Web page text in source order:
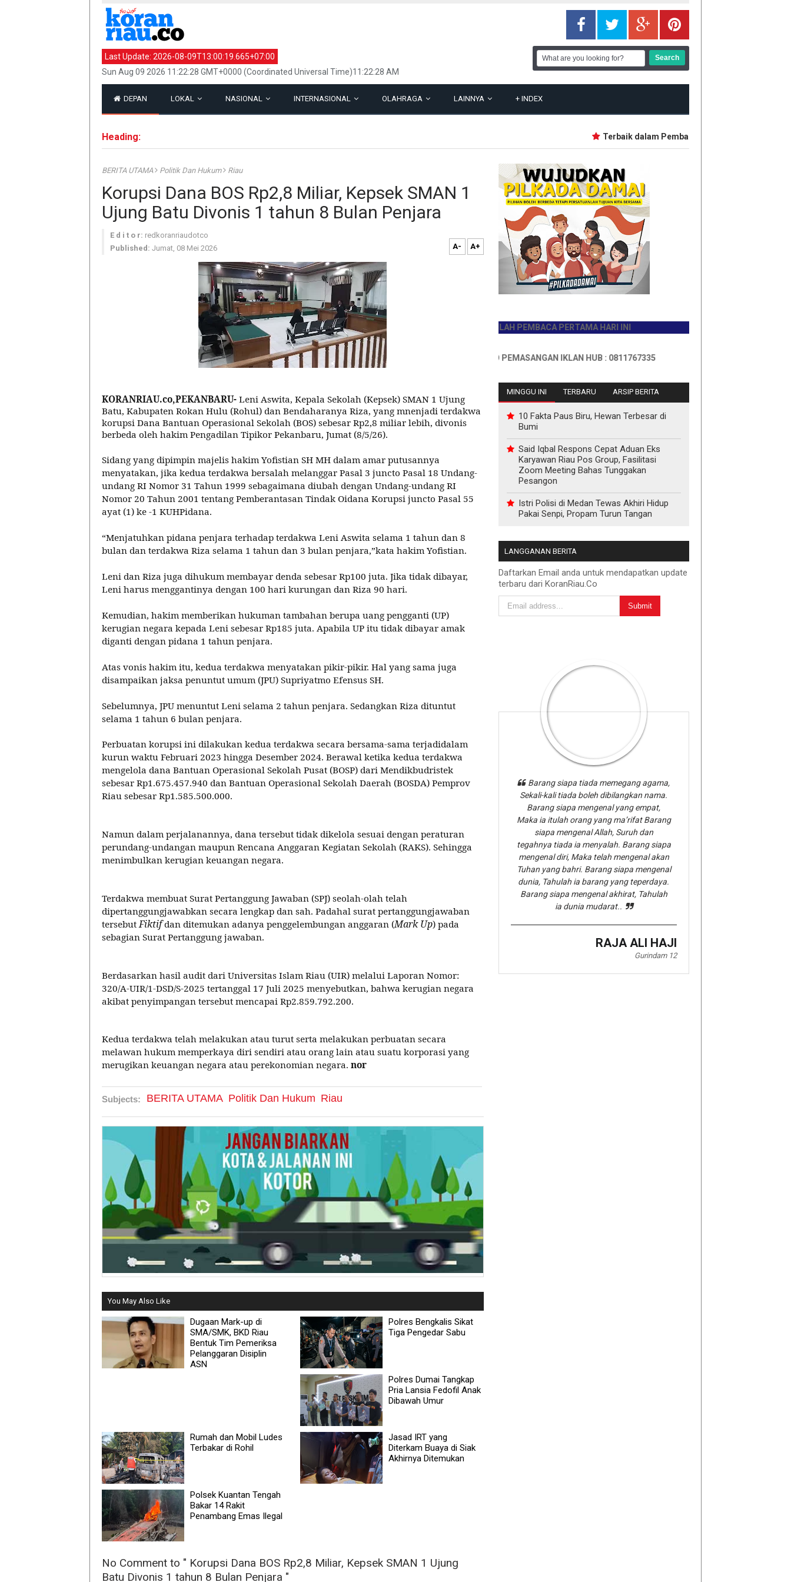
Last Update: 2026-08-09T13:00:19.665+07:00
Sun Aug 09 2026 11:22:28 GMT+0000 (Coordinated Universal Time)11:22:28 AM
DEPAN LOKAL NASIONAL INTERNASIONAL OLAHRAGA LAINNYA + INDEX
Heading: Terbaik dalam Pembangunan, Lima Daerah Ini
BERITA UTAMA Politik Dan Hukum Riau
Korupsi Dana BOS Rp2,8 Miliar, Kepsek SMAN 1
Ujung Batu Divonis 1 tahun 8 Bulan Penjara
E d i t o r: redkoranriaudotco
Published: Jumat, 08 Mei 2026 A- A+
KORANRIAU.co,PEKANBARU- Leni Aswita, Kepala Sekolah (Kepsek) SMAN 1 Ujung
Batu, Kabupaten Rokan Hulu (Rohul) dan Bendaharanya Riza, yang mnenjadi terdakwa
korupsi Dana Bantuan Operasional Sekolah (BOS) sebesar Rp2,8 miliar lebih, divonis
berbeda oleh hakim Pengadilan Tipikor Pekanbaru, Jumat (8/5/26).
Sidang yang dipimpin majelis hakim Yofistian SH MH dalam amar putusannya
menyatakan, jika kedua terdakwa bersalah melanggar Pasal 3 juncto Pasal 18 Undang-
undang RI Nomor 31 Tahun 1999 sebagaimana diubah dengan Undang-undang RI
Nomor 20 Tahun 2001 tentang Pemberantasan Tindak Oidana Korupsi juncto Pasal 55
ayat (1) ke -1 KUHPidana.
“Menjatuhkan pidana penjara terhadap terdakwa Leni Aswita selama 1 tahun dan 8
bulan dan terdakwa Riza selama 1 tahun dan 3 bulan penjara,”kata hakim Yofistian.
Leni dan Riza juga dihukum membayar denda sebesar Rp100 juta. Jika tidak dibayar,
Leni harus menggantinya dengan 100 hari kurungan dan Riza 90 hari.
Kemudian, hakim memberikan hukuman tambahan berupa uang pengganti (UP)
kerugian negara kepada Leni sebesar Rp185 juta. Apabila UP itu tidak dibayar amak
diganti dengan pidana 1 tahun penjara.
Atas vonis hakim itu, kedua terdakwa menyatakan pikir-pikir. Hal yang sama juga
disampaikan jaksa penuntut umum (JPU) Supriyatmo Efensus SH.
Sebelumnya, JPU menuntut Leni selama 2 tahun penjara. Sedangkan Riza dituntut
selama 1 tahun 6 bulan penjara.
Perbuatan korupsi ini dilakukan kedua terdakwa secara bersama-sama terjadidalam
kurun waktu Februari 2023 hingga Desember 2024. Berawal ketika kedua terdakwa
mengelola dana Bantuan Operasional Sekolah Pusat (BOSP) dari Mendikbudristek
sebesar Rp1.675.457.940 dan Bantuan Operasional Sekolah Daerah (BOSDA) Pemprov
Riau sebesar Rp1.585.500.000.
Namun dalam perjalanannya, dana tersebut tidak dikelola sesuai dengan peraturan
perundang-undangan maupun Rencana Anggaran Kegiatan Sekolah (RAKS). Sehingga
menimbulkan kerugian keuangan negara.
Terdakwa membuat Surat Pertanggung Jawaban (SPJ) seolah-olah telah
dipertanggungjawabkan secara lengkap dan sah. Padahal surat pertanggungjawaban
tersebutFiktifdan ditemukan adanya penggelembungan anggaran (Mark Up) pada
sebagian Surat Pertanggung jawaban.
Berdasarkan hasil audit dari Universitas Islam Riau (UIR) melalui Laporan Nomor:
320/A-UIR/1-DSD/S-2025 tertanggal 17 Juli 2025 menyebutkan, bahwa kerugian negara
akibat penyimpangan tersebut mencapai Rp2.859.792.200.
Kedua terdakwa telah melakukan atau turut serta melakukan perbuatan secara
melawan hukum memperkaya diri sendiri atau orang lain atau suatu korporasi yang
merugikan keuangan negara atau perekonomian negara. nor
Subjects: BERITA UTAMA Politik Dan Hukum Riau
You May Also Like
Dugaan Mark-up di
SMA/SMK, BKD Riau
Bentuk Tim Pemeriksa
Pelanggaran Disiplin
ASN
Polres Bengkalis Sikat
Tiga Pengedar Sabu
Polres Dumai Tangkap
Pria Lansia Fedofil Anak
Dibawah Umur
Rumah dan Mobil Ludes
Terbakar di Rohil
Jasad IRT yang
Diterkam Buaya di Siak
Akhirnya Ditemukan
Polsek Kuantan Tengah
Bakar 14 Rakit
Penambang Emas Ilegal
No Comment to " Korupsi Dana BOS Rp2,8 Miliar, Kepsek SMAN 1 Ujung
Batu Divonis 1 tahun 8 Bulan Penjara "
JADILAH PEMBACA PERTAMA HARI INI
INFO PEMASANGAN IKLAN HUB : 0811767335
MINGGU INI TERBARU ARSIP BERITA
10 Fakta Paus Biru, Hewan Terbesar di
Bumi
Said Iqbal Respons Cepat Aduan Eks
Karyawan Riau Pos Group, Fasilitasi
Zoom Meeting Bahas Tunggakan
Pesangon
Istri Polisi di Medan Tewas Akhiri Hidup
Pakai Senpi, Propam Turun Tangan
LANGGANAN BERITA
Daftarkan Email anda untuk mendapatkan update
terbaru dari KoranRiau.Co
Barang siapa tiada memegang agama,
Sekali-kali tiada boleh dibilangkan nama.
Barang siapa mengenal yang empat,
Maka ia itulah orang yang ma’rifat Barang
siapa mengenal Allah, Suruh dan
tegahnya tiada ia menyalah. Barang siapa
mengenal diri, Maka telah mengenal akan
Tuhan yang bahri. Barang siapa mengenal
dunia, Tahulah ia barang yang teperdaya.
Barang siapa mengenal akhirat, Tahulah
ia dunia mudarat..
RAJA ALI HAJI
Gurindam 12